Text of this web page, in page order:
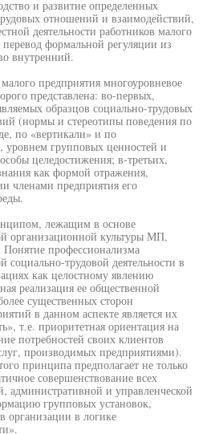
и развитие определенных
отношений и взаимодействий,
деятельности работников малого
формальной регуляции из
внутренний.
предприятия многоуровневое
представлена: во-первых,
образцов социально-трудовых
(нормы и стереотипы поведения по
по «вертикали» и по
уровнем групповых ценностей и
целедостижения; в-третьих,
как формой отражения,
членами предприятия его
лежащим в основе
организационной культуры МП,
Понятие профессионализма
трудовой деятельности в
как целостному явлению
реализация ее общественной
существенных сторон
в данном аспекте является их
т.е. приоритетная ориентация на
потребностей своих клиентов
производимых предприятиями).
принципа предполагает не только
совершенствование всех
административной и управленческой
групповых установок,
организации в логике